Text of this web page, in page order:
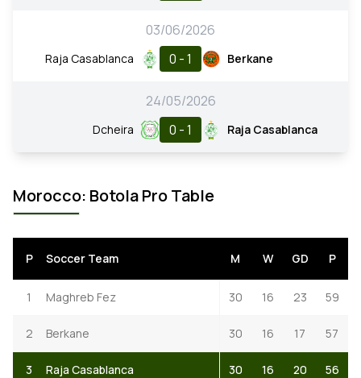
03/06/2026
Raja Casablanca 0 - 1 Berkane
24/05/2026
Dcheira 0 - 1 Raja Casablanca
Morocco: Botola Pro Table
P Soccer Team M W GD P
1 Maghreb Fez 30 16 23 59
2 Berkane 30 16 17 57
3 Raja Casablanca 30 16 20 56